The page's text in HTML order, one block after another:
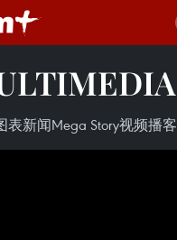
表新闻Mega Story视频播客